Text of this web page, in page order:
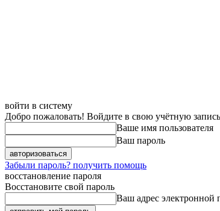
войти в систему
Добро пожаловать! Войдите в свою учётную запись
Ваше имя пользователя
Ваш пароль
Забыли пароль? получить помощь
восстановление пароля
Восстановите свой пароль
Ваш адрес электронной